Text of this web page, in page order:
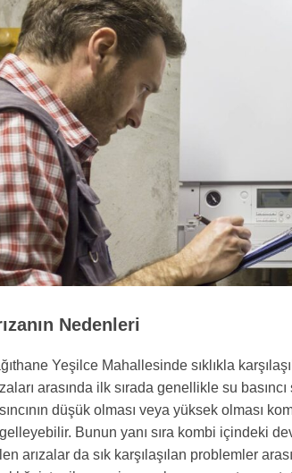
Nedenleri
Yeşilce Mahallesinde sıklıkla
arasında ilk sırada genellikle su
düşük olması veya yüksek olması
Bunun yanı sıra kombi içindeki
arızalar da sık karşılaşılan problemler